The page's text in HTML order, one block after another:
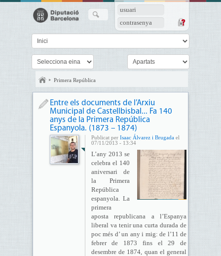
usuari
contrasenya
Primera República
Entre els documents de l’Arxiu
Municipal de Castellbisbal... Fa 140
anys de la Primera República
Espanyola. (1873 – 1874)
Publicat per Isaac Álvarez i Brugadael
07/11/2013 - 13:34
L’any 2013 se
celebra el 140
aniversari de
la Primera
República
espanyola. La
primera
aposta republicana a l’Espanya
liberal va tenir una curta durada de
poc més d’ un any i mig: de l’11 de
febrer de 1873 fins el 29 de
desembre de 1874, quan el general